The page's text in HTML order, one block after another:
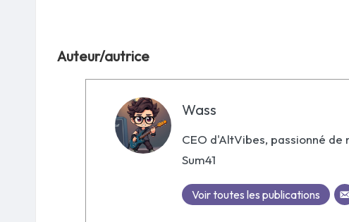
Auteur/autrice
Wass
CEO d'AltVibes, passionné
Sum41
Voir toutes les publications